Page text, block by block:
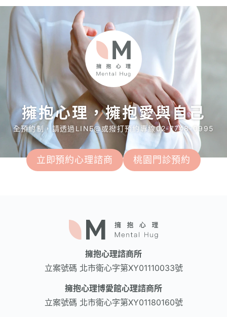
擁抱心理，擁抱愛與自己
全預約制，請透過LINE@或撥打預約專線02-7748-0995
立即預約心理諮商 桃園門診預約
擁抱心理諮商所
立案號碼 北市衛心字第XY01110033號
擁抱心理博愛館心理諮商所
立案號碼 北市衛心字第XY01180160號